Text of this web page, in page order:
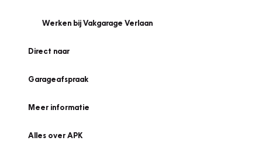
Werken bij Vakgarage Verlaan
Direct naar
Garageafspraak
Meer informatie
Alles over APK